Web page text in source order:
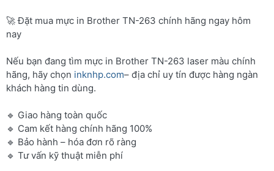
🚀 Đặt mua mực in Brother TN-263 chính hãng ngay hôm
nay
Nếu bạn đang tìm mực in Brother TN-263 laser màu chính
hãng, hãy chọn inknhp.com– địa chỉ uy tín được hàng ngàn
khách hàng tin dùng.
🔹 Giao hàng toàn quốc
🔹 Cam kết hàng chính hãng 100%
🔹 Bảo hành – hóa đơn rõ ràng
🔹 Tư vấn kỹ thuật miễn phí